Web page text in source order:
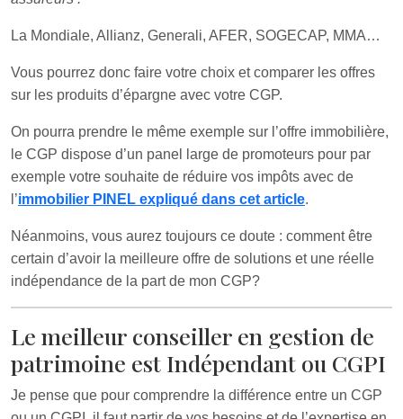
La Mondiale, Allianz, Generali, AFER, SOGECAP, MMA…
Vous pourrez donc faire votre choix et comparer les offres
sur les produits d’épargne avec votre CGP.
On pourra prendre le même exemple sur l’offre immobilière,
le CGP dispose d’un panel large de promoteurs pour par
exemple votre souhaite de réduire vos impôts avec de
l’immobilier PINEL expliqué dans cet article.
Néanmoins, vous aurez toujours ce doute : comment être
certain d’avoir la meilleure offre de solutions et une réelle
indépendance de la part de mon CGP?
Le meilleur conseiller en gestion de
patrimoine est Indépendant ou CGPI
Je pense que pour comprendre la différence entre un CGP